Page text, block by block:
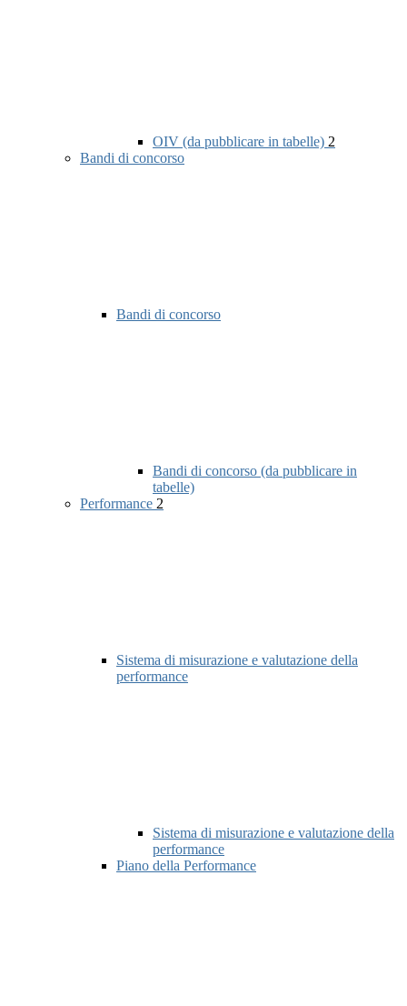
OIV (da pubblicare in tabelle) 2
Bandi di concorso
Bandi di concorso
Bandi di concorso (da pubblicare in
tabelle)
Performance 2
Sistema di misurazione e valutazione della
performance
Sistema di misurazione e valutazione della
performance
Piano della Performance